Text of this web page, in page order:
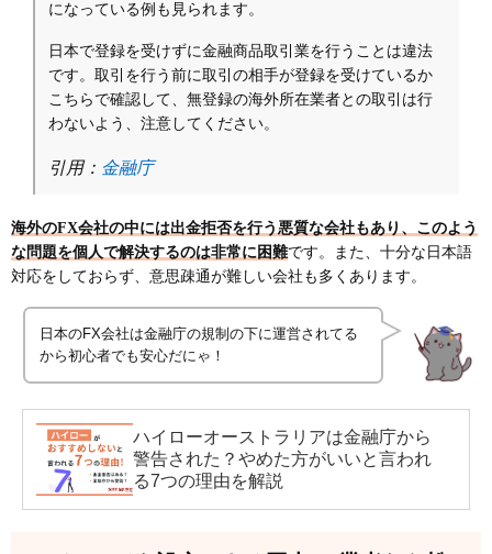
になっている例も見られます。
日本で登録を受けずに金融商品取引業を行うことは違法
です。取引を行う前に取引の相手が登録を受けているか
こちらで確認して、無登録の海外所在業者との取引は行
わないよう、注意してください。
引用： 金融庁
海外のFX会社の中には出金拒否を行う悪質な会社もあり、このよう
な問題を個人で解決するのは非常に困難です。また、十分な日本語
対応をしておらず、意思疎通が難しい会社も多くあります。
日本のFX会社は金融庁の規制の下に運営されてる
から初心者でも安心だにゃ！
ハイローオーストラリアは金融庁から
警告された？やめた方がいいと言われ
る7つの理由を解説